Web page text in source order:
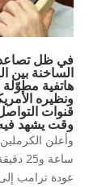
في ظل تصاعد
الساخنة بين
هاتفية مطوّلة
ونظيره
قنوات
وقت يشهد
وأعلن
ساعة